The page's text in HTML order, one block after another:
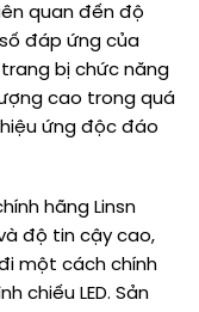
quan đến độ
đáp ứng của
trang bị chức năng
cao trong quá
hiệu ứng độc đáo
hãng Linsn
độ tin cậy cao,
một cách chính
chiếu LED. Sản